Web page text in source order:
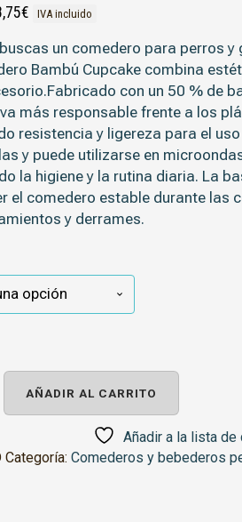
€ IVA incluido
un comedero para perros
Bambú Cupcake combina
con un 50 % de
más responsable frente a los
resistencia y ligereza para el
y puede utilizarse en
la higiene y la rutina diaria. La
el comedero estable durante las
y derrames.
AÑADIR AL CARRITO
Añadir a la lista de
Categoría:Comederos y bebederos